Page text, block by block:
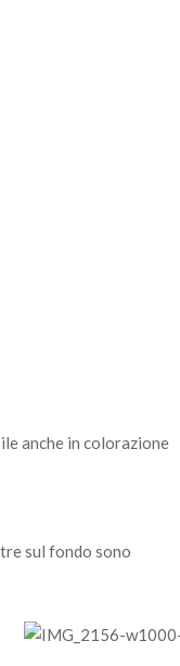
anche in colorazione
sul fondo sono